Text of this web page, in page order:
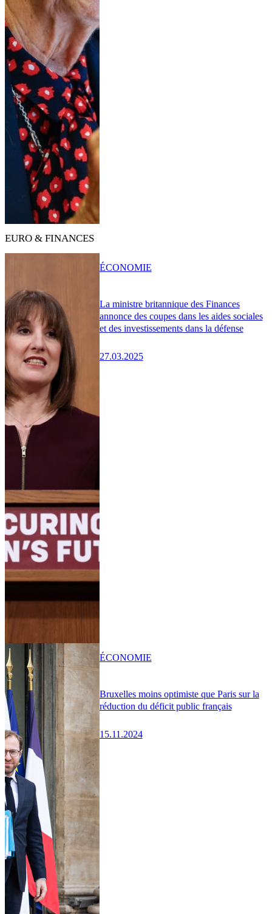
EURO & FINANCES
La ministre britannique des Finances
annonce des coupes dans les aides sociales
et des investissements dans la défense
27.03.2025
ÉCONOMIE
Bruxelles moins optimiste que Paris sur la
réduction du déficit public français
15.11.2024
ÉCONOMIE